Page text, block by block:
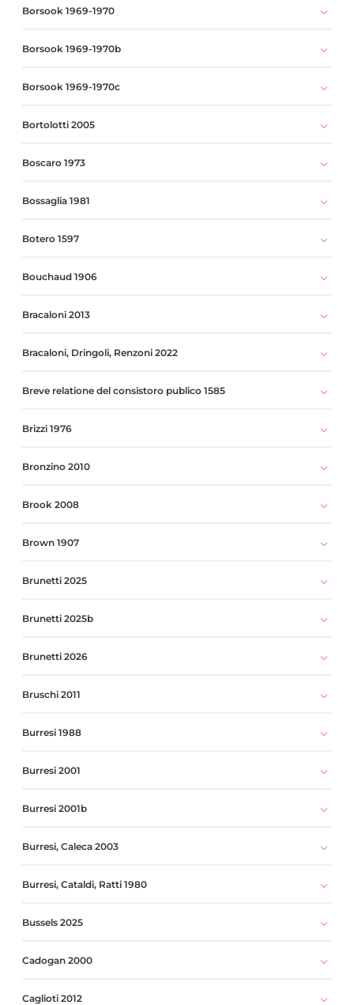
Borsook 1969-1970
Borsook 1969-1970b
Borsook 1969-1970c
Bortolotti 2005
Boscaro 1973
Bossaglia 1981
Botero 1597
Bouchaud 1906
Bracaloni 2013
Bracaloni, Dringoli, Renzoni 2022
Breve relatione del consistoro publico 1585
Brizzi 1976
Bronzino 2010
Brook 2008
Brown 1907
Brunetti 2025
Brunetti 2025b
Brunetti 2026
Bruschi 2011
Burresi 1988
Burresi 2001
Burresi 2001b
Burresi, Caleca 2003
Burresi, Cataldi, Ratti 1980
Bussels 2025
Cadogan 2000
Caglioti 2012